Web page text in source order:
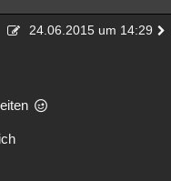
24.06.2015 um 14:29